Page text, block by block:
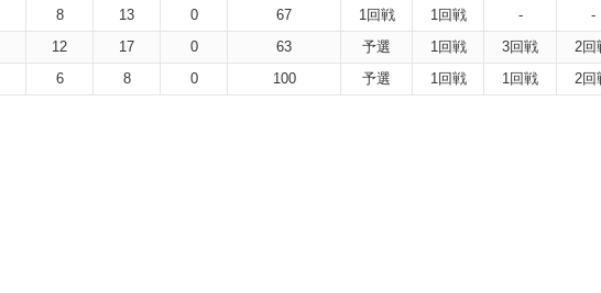
8 13 0 67 1回戦 1回戦 -
-
12 17 0 63 予選 1回戦 3回戦
2回
6 8 0 100 予選 1回戦 1回戦 2回